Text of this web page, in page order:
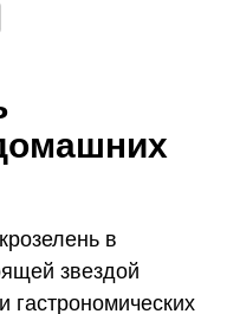
в
звездой
гастрономических